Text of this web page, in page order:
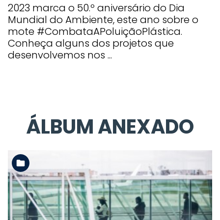
2023 marca o 50.º aniversário do Dia
Mundial do Ambiente, este ano sobre o
mote #CombataAPoluiçãoPlástica.
Conheça alguns dos projetos que
desenvolvemos nos ...
ÁLBUM ANEXADO
Ler mais